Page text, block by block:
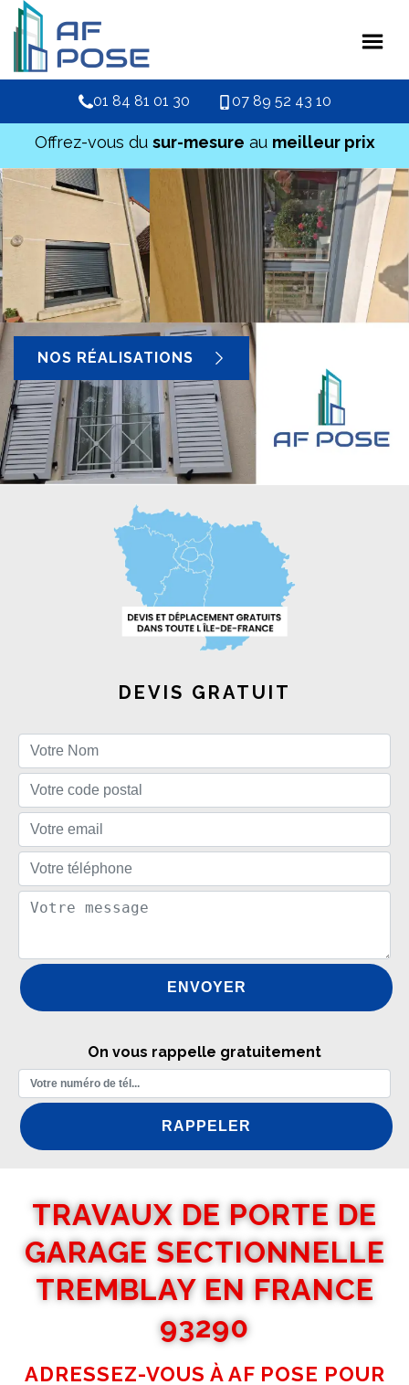
01 84 81 01 30 07 89 52 43 10
Offrez-vous du sur-mesure au meilleur prix
NOS RÉALISATIONS
DEVIS GRATUIT
On vous rappelle gratuitement
TRAVAUX DE PORTE DE
GARAGE SECTIONNELLE
TREMBLAY EN FRANCE
93290
ADRESSEZ-VOUS À AF POSE POUR